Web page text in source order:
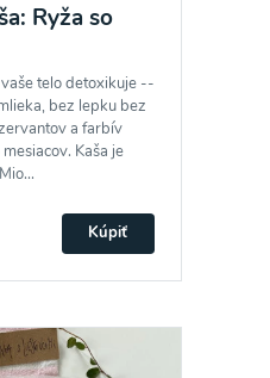
Ryža so
telo detoxikuje --
bez lepku bez
a farbív
Kaša je
Kúpiť